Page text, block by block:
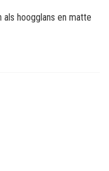
hoogglans en matte